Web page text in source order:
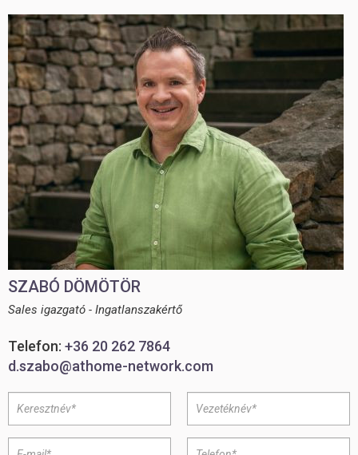
SZABÓ DÖMÖTÖR
Sales igazgató - Ingatlanszakértő
Telefon: +36 20 262 7864
d.szabo@athome-network.com